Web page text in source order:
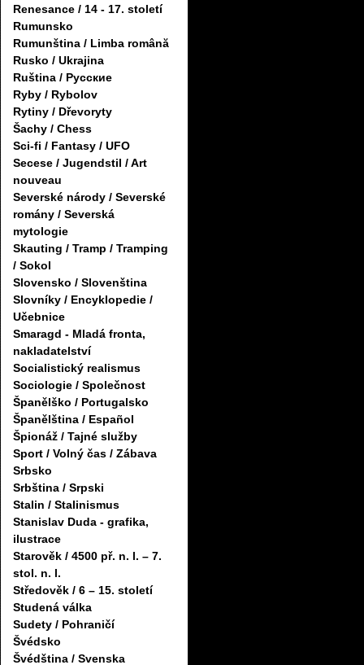
Renesance / 14 - 17. století
Rumunsko
Rumunština / Limba română
Rusko / Ukrajina
Ruština / Русские
Ryby / Rybolov
Rytiny / Dřevoryty
Šachy / Chess
Sci-fi / Fantasy / UFO
Secese / Jugendstil / Art
nouveau
Severské národy / Severské
romány / Severská
mytologie
Skauting / Tramp / Tramping
/ Sokol
Slovensko / Slovenština
Slovníky / Encyklopedie /
Učebnice
Smaragd - Mladá fronta,
nakladatelství
Socialistický realismus
Sociologie / Společnost
Španělško / Portugalsko
Španělština / Español
Špionáž / Tajné služby
Sport / Volný čas / Zábava
Srbsko
Srbština / Srpski
Stalin / Stalinismus
Stanislav Duda - grafika,
ilustrace
Starověk / 4500 př. n. l. – 7.
stol. n. l.
Středověk / 6 – 15. století
Studená válka
Sudety / Pohraničí
Švédsko
Švédština / Svenska